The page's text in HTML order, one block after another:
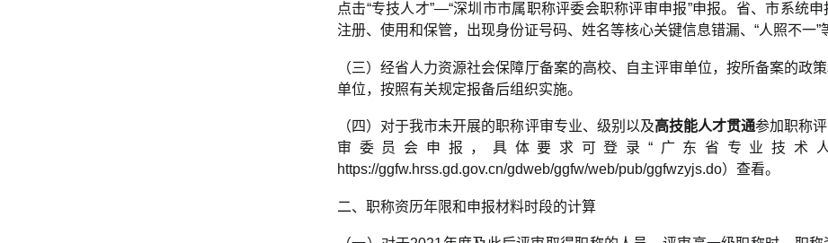
点击“专技人才”—“深圳市市属职称评委会职称评审申报”申报。省、市系统
注册、使用和保管，出现身份证号码、姓名等核心关键信息错漏、“人照不一”
（三）经省人力资源社会保障厅备案的高校、自主评审单位，按所备案的政
单位，按照有关规定报备后组织实施。
（四）对于我市未开展的职称评审专业、级别以及高技能人才贯通参加职称
审委员会申报，具体要求可登录“广东省专业技术
https://ggfw.hrss.gd.gov.cn/gdweb/ggfw/web/pub/ggfwzyjs.do）查看。
二、职称资历年限和申报材料时段的计算